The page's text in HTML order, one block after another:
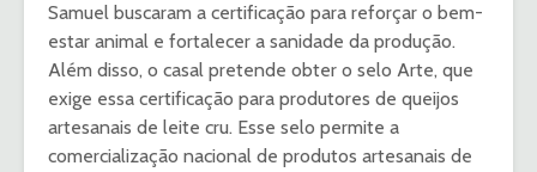
Samuel buscaram a certificação para reforçar o bem-
estar animal e fortalecer a sanidade da produção.
Além disso, o casal pretende obter o selo Arte, que
exige essa certificação para produtores de queijos
artesanais de leite cru. Esse selo permite a
comercialização nacional de produtos artesanais de